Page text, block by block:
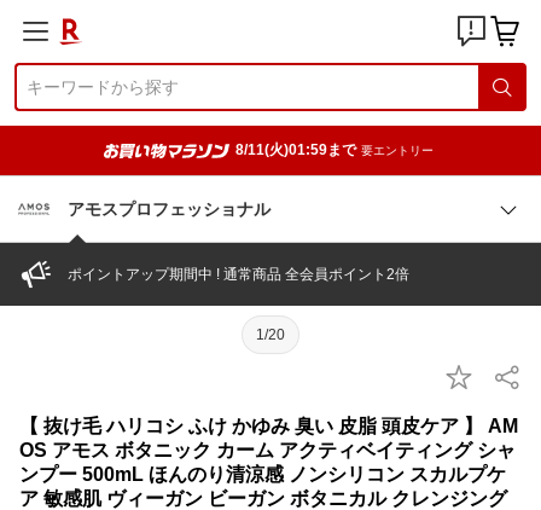
8/11(火)01:59まで 要エントリー
アモスプロフェッショナル
ポイントアップ期間中 ! 通常商品 全会員ポイント2倍
1/20
【 抜け毛 ハリコシ ふけ かゆみ 臭い 皮脂 頭皮ケア 】 AM
OS アモス ボタニック カーム アクティベイティング シャ
ンプー 500mL ほんのり清涼感 ノンシリコン スカルプケ
ア 敏感肌 ヴィーガン ビーガン ボタニカル クレンジング